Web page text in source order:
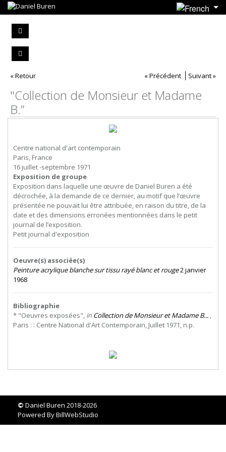
« Retour « Précédent Suivant »
"Collection de Monsieur et Madame
B.”
Centre national d'art contemporain
Paris, France
16 juillet -septembre 1971
Exposition de groupe
Exposition dans laquelle une œuvre de Daniel Buren a été
décrochée, à la demande de ce dernier, au motif que l’œuvre
présentée ne pouvait lui être attribuée, en raison du titre, de la
date et des dimensions erronées mentionnées dans le petit
journal de l’exposition.
Petit journal d'exposition
Oeuvre(s) associée(s)
Peinture acrylique blanche sur tissu rayé blanc et rouge2 janvier
1968
Bibliographie
* "Oeuvres exposées", in Collection de Monsieur et Madame B... ,
Paris : : Centre National d'Art Contemporain, Juillet 1971, n.p.
© Daniel Buren 2018-2026
Powered ByBillWebStudio